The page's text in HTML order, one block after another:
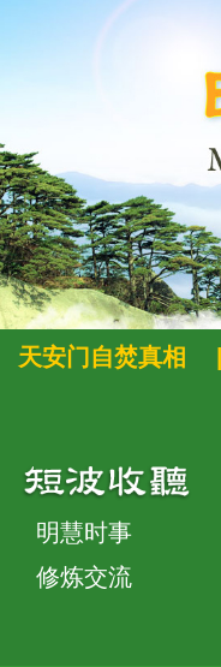
天安门自焚真相
明慧时事
修炼交流